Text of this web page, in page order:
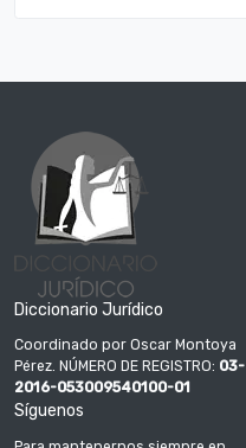
Diccionario Jurídico
Coordinado por Oscar Montoya
Pérez. NÚMERO DE REGISTRO: 03-
2016-053009540100-01
Síguenos